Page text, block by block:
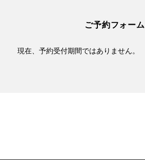
ご予約フォーム
現在、予約受付期間ではありません。